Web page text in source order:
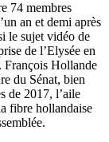
74 membres
an et demi après
le sujet vidéo de
de l’Elysée en
François Hollande
du Sénat, bien
de 2017, l’aile
fibre hollandaise